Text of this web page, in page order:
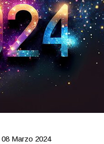
08 Marzo 2024